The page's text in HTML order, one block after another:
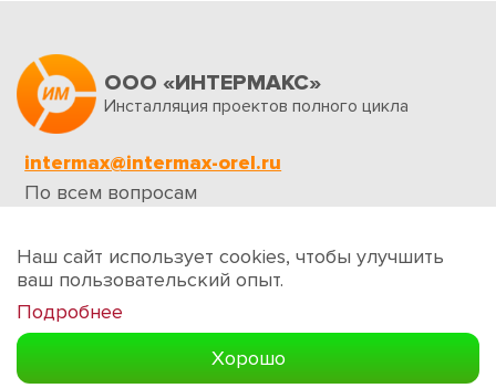
ООО «ИНТЕРМАКС»
Инсталляция проектов полного цикла
intermax@intermax-orel.ru
По всем вопросам
Обратная связь
Наш сайт использует cookies, чтобы улучшить
ваш пользовательский опыт.
Подробнее
Хорошо